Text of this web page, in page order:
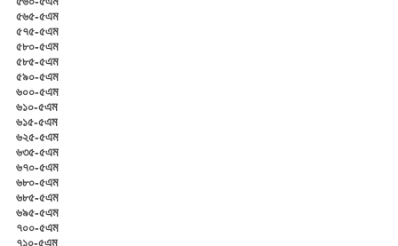
৫৬৫-৫এম
৫৭৫-৫এম
৫৮০-৫এম
৫৮৫-৫এম
৫৯০-৫এম
৬০০-৫এম
৬১০-৫এম
৬১৫-৫এম
৬২৫-৫এম
৬৩৫-৫এম
৬৭০-৫এম
৬৮০-৫এম
৬৮৫-৫এম
৬৯৫-৫এম
৭০০-৫এম
৭১০-৫এম